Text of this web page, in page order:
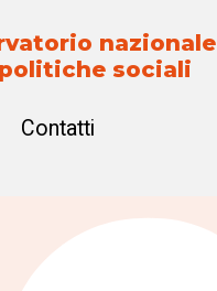
nazionale
sociali
Contatti